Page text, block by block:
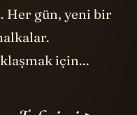
Her gün, yeni bir
için...